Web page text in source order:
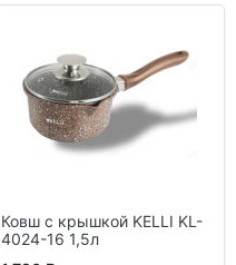
Ковш с крышкой KELLI KL-
4024-16 1,5л